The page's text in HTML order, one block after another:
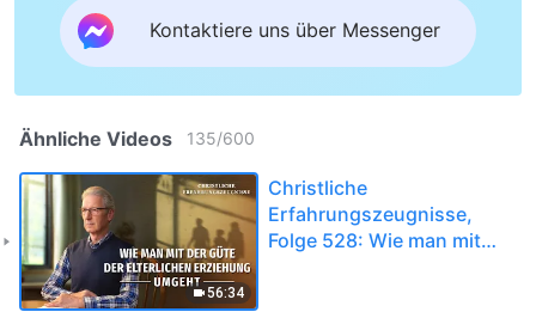
Kontaktiere uns über Messenger
Ähnliche Videos 135/600
56:34
Christliche
Erfahrungszeugnisse,
Folge 528: Wie man mit